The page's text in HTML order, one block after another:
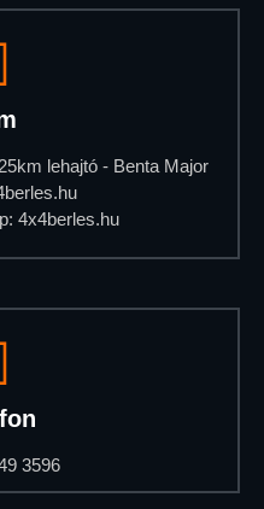
lehajtó - Benta Major
4x4berles.hu
3596